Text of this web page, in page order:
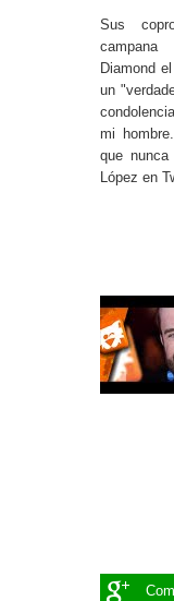
Sus
Diamond
un
mi
que
López en